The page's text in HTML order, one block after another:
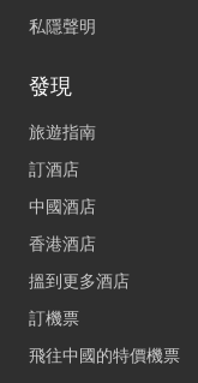
私隱聲明
發現
旅遊指南
訂酒店
中國酒店
香港酒店
搵到更多酒店
訂機票
飛往中國的特價機票